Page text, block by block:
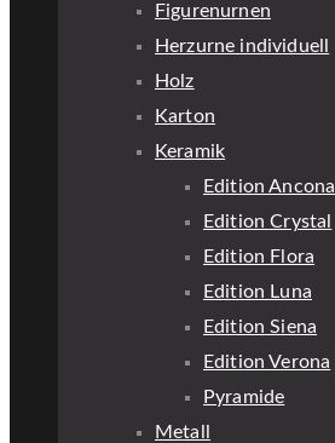
Figurenurnen
Herzurne individuell
Holz
Karton
Keramik
Edition Ancona
Edition Crystal
Edition Flora
Edition Luna
Edition Siena
Edition Verona
Pyramide
Metall